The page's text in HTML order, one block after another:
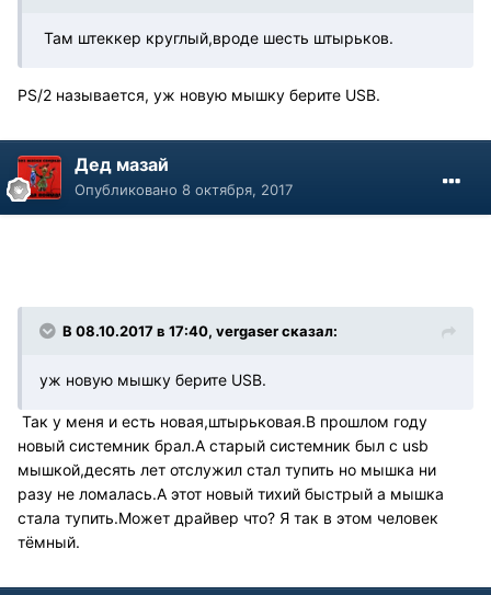
Там штеккер круглый,вроде шесть штырьков.
PS/2 называется, уж новую мышку берите USB.
Дед мазай
Опубликовано 8 октября, 2017
В 08.10.2017 в 17:40, vergaser сказал:
уж новую мышку берите USB.
Так у меня и есть новая,штырьковая.В прошлом году
новый системник брал.А старый системник был с usb
мышкой,десять лет отслужил стал тупить но мышка ни
разу не ломалась.А этот новый тихий быстрый а мышка
стала тупить.Может драйвер что? Я так в этом человек
тёмный.